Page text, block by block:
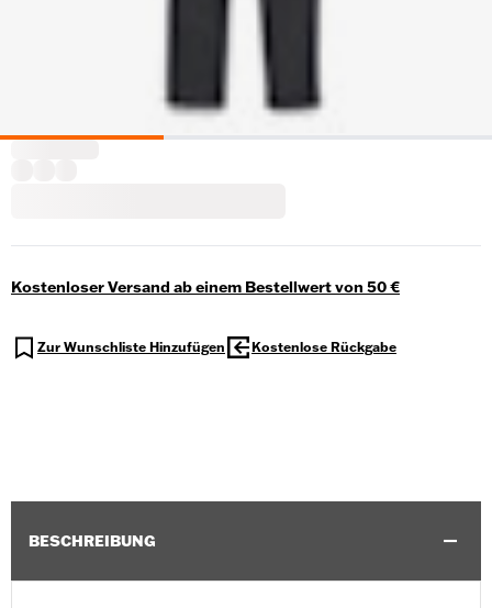
Kostenloser Versand ab einem Bestellwert von 50 €
Zur Wunschliste Hinzufügen Kostenlose Rückgabe
BESCHREIBUNG